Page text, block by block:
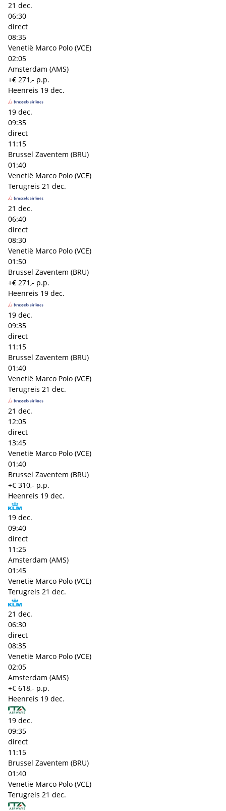
21 dec.
06:30
direct
08:35
Venetië Marco Polo (VCE)
02:05
Amsterdam (AMS)
+€ 271,- p.p.
Heenreis 19 dec.
19 dec.
09:35
direct
11:15
Brussel Zaventem (BRU)
01:40
Venetië Marco Polo (VCE)
Terugreis 21 dec.
21 dec.
06:40
direct
08:30
Venetië Marco Polo (VCE)
01:50
Brussel Zaventem (BRU)
+€ 271,- p.p.
Heenreis 19 dec.
19 dec.
09:35
direct
11:15
Brussel Zaventem (BRU)
01:40
Venetië Marco Polo (VCE)
Terugreis 21 dec.
21 dec.
12:05
direct
13:45
Venetië Marco Polo (VCE)
01:40
Brussel Zaventem (BRU)
+€ 310,- p.p.
Heenreis 19 dec.
19 dec.
09:40
direct
11:25
Amsterdam (AMS)
01:45
Venetië Marco Polo (VCE)
Terugreis 21 dec.
21 dec.
06:30
direct
08:35
Venetië Marco Polo (VCE)
02:05
Amsterdam (AMS)
+€ 618,- p.p.
Heenreis 19 dec.
19 dec.
09:35
direct
11:15
Brussel Zaventem (BRU)
01:40
Venetië Marco Polo (VCE)
Terugreis 21 dec.